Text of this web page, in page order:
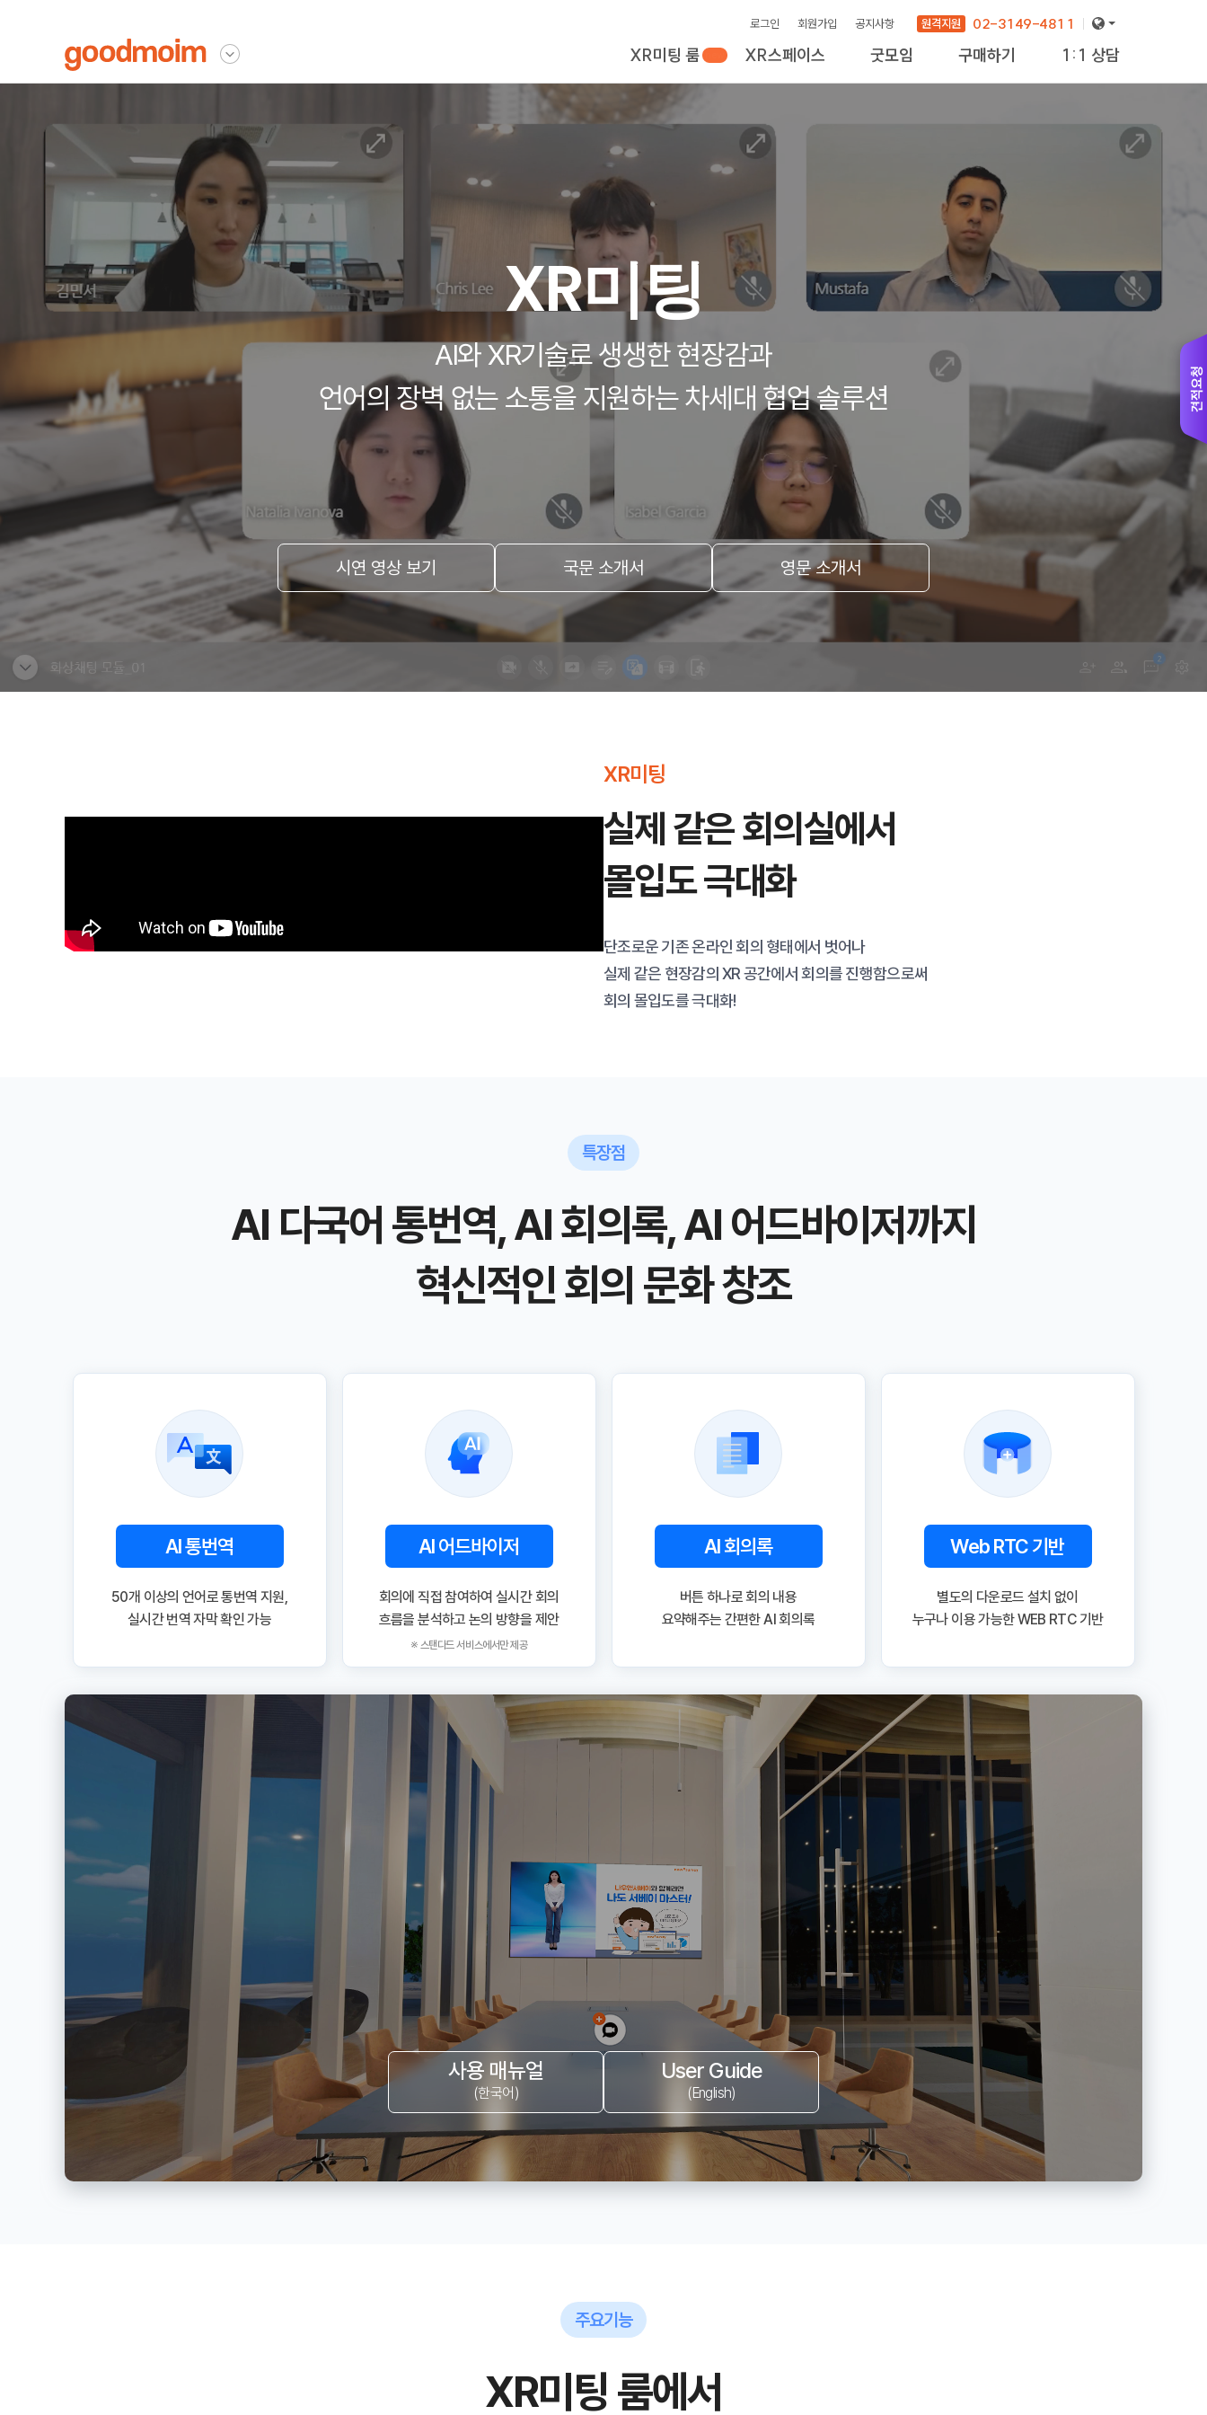
다른사이트 보기
로그인 회원가입 공지사항 원격지원 02-3149-4811
XR미팅 룸 XR스페이스 굿모임 구매하기 1:1 상담
XR미팅
AI와 XR기술로 생생한 현장감과
언어의 장벽 없는 소통을 지원하는 차세대 협업 솔루션
시연 영상 보기 국문 소개서 영문 소개서
XR미팅
실제 같은 회의실에서
몰입도 극대화
단조로운 기존 온라인 회의 형태에서 벗어나
실제 같은 현장감의 XR 공간에서 회의를 진행함으로써
회의 몰입도를 극대화!
특장점
AI 다국어 통번역, AI 회의록, AI 어드바이저까지
혁신적인 회의 문화 창조
AI 통번역
50개 이상의 언어로 통번역 지원,
실시간 번역 자막 확인 가능
AI 어드바이저
회의에 직접 참여하여 실시간 회의
흐름을 분석하고 논의 방향을 제안
※ 스탠다드 서비스에서만 제공
AI 회의록
버튼 하나로 회의 내용
요약해주는 간편한 AI 회의록
Web RTC 기반
별도의 다운로드 설치 없이
누구나 이용 가능한 WEB RTC 기반
사용 매뉴얼
(한국어)
User Guide
(English)
주요기능
XR미팅 룸에서
견적